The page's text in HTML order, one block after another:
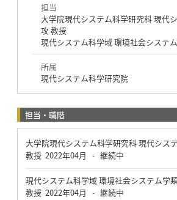
担当
大学院現代システム科学研究科 現代
攻 教授
現代システム科学域 環境社会システ
所属
現代システム科学研究院
担当・職階
大学院現代システム科学研究科 現代シス
教授 2022年04月 - 継続中
現代システム科学域 環境社会システム学
教授 2022年04月 - 継続中